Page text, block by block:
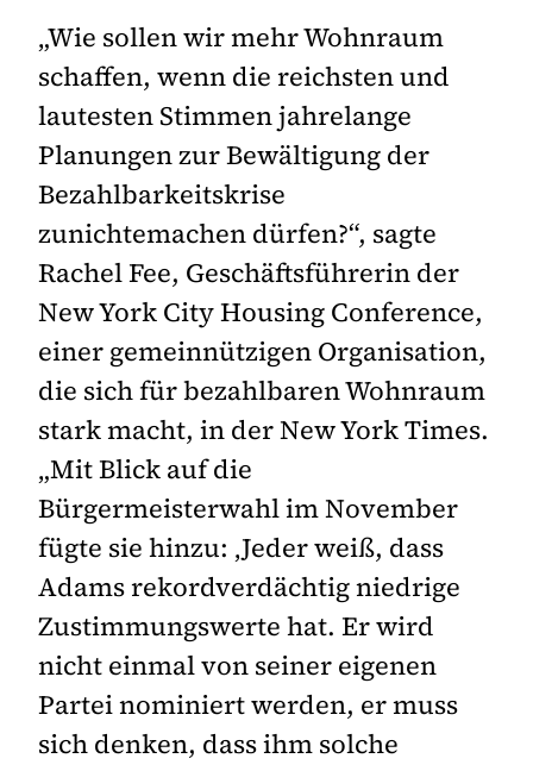
„Wie sollen wir mehr Wohnraum
schaffen, wenn die reichsten und
lautesten Stimmen jahrelange
Planungen zur Bewältigung der
Bezahlbarkeitskrise
zunichtemachen dürfen?“, sagte
Rachel Fee, Geschäftsführerin der
New York City Housing Conference,
einer gemeinnützigen Organisation,
die sich für bezahlbaren Wohnraum
stark macht, in der New York Times.
„Mit Blick auf die
Bürgermeisterwahl im November
fügte sie hinzu: ‚Jeder weiß, dass
Adams rekordverdächtig niedrige
Zustimmungswerte hat. Er wird
nicht einmal von seiner eigenen
Partei nominiert werden, er muss
sich denken, dass ihm solche